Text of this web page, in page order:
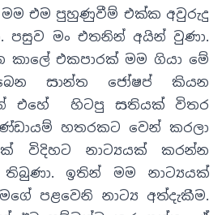
මම එම පුහුණුවීම් එක්ක අවුරුදු
. පසුව මං එතනින් අයින් වුණා.
එකපාරක් මම ගියා මේ
සාන්ත ජෝෂප් කියන
එහේ හිටපු සතියක් විතර
හතරකට වෙන් කරලා
විදිහට නාට්‍යයක් කරන්න
තිබුණා. ඉතින් මම නාට්‍යයක්
පළවෙනි නාට්‍ය අත්දැකීම.